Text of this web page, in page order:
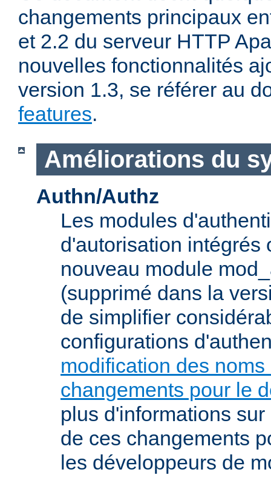
changements principaux
et 2.2 du serveur HTTP
nouvelles fonctionnalités
version 1.3, se référer au
features.
Améliorations du
Authn/Authz
Les modules
d'autorisation intégrés
nouveau module
(supprimé dans la
de simplifier
configurations
modification des
changements pour le
plus d'informations
de ces changements
les développeurs de